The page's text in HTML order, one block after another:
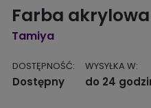
Farba akrylowa
Tamiya
DOSTĘPNOŚĆ:
Dostępny
WYSYŁKA W:
do 24